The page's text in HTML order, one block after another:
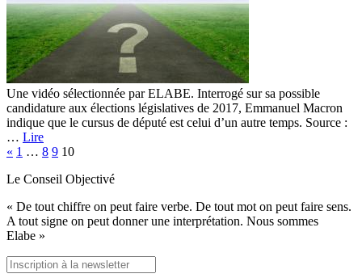
Une vidéo sélectionnée par ELABE. Interrogé sur sa possible
candidature aux élections législatives de 2017, Emmanuel Macron
indique que le cursus de député est celui d’un autre temps. Source :
… Lire
« 1 … 8 9 10
Le Conseil Objectivé
« De tout chiffre on peut faire verbe. De tout mot on peut faire sens.
A tout signe on peut donner une interprétation. Nous sommes
Elabe »